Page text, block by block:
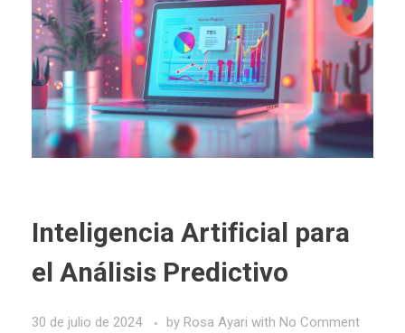
Inteligencia Artificial para
el Análisis Predictivo
30 de julio de 2024 by Rosa Ayari with No Comment